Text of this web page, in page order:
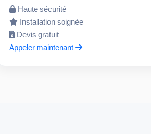
Haute sécurité
Installation soignée
Devis gratuit
Appeler maintenant